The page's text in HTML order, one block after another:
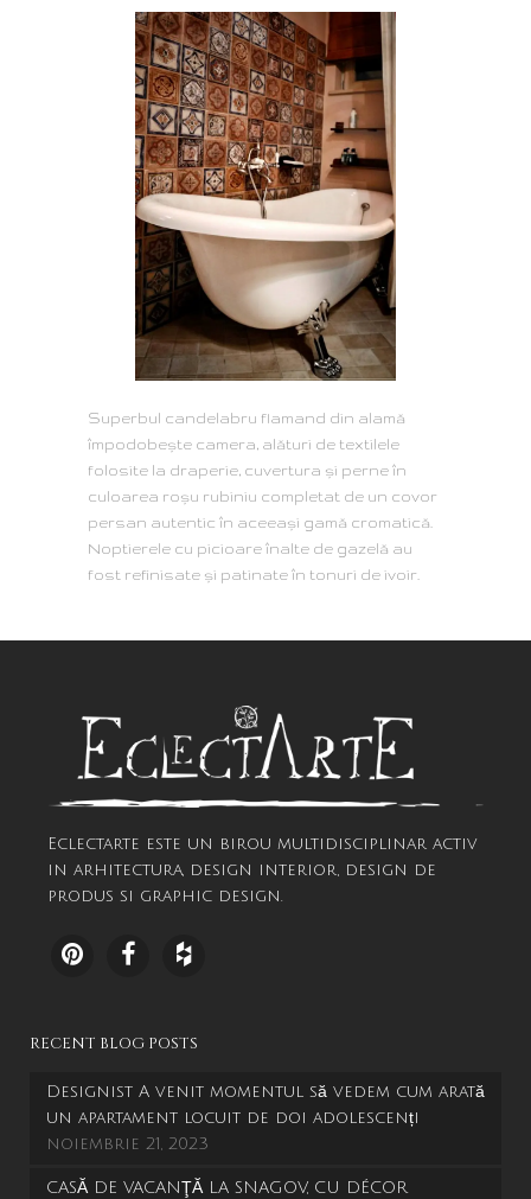
Superbul candelabru flamand din alamă
împodobește camera, alături de textilele
folosite la draperie, cuvertura și perne în
culoarea roșu rubiniu completat de un covor
persan autentic în aceeași gamă cromatică.
Noptierele cu picioare înalte de gazelă au
fost refinisate şi patinate în tonuri de ivoir.
Eclectarte este un birou multidisciplinar activ
in arhitectura, design interior, design de
produs si graphic design.
RECENT BLOG POSTS
Designist A venit momentul să vedem cum arată
un apartament locuit de doi adolescenți
noiembrie 21, 2023
CASĂ DE VACANŢĂ LA SNAGOV, CU DÉCOR